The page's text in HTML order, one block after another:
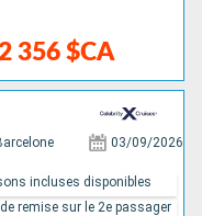
356 $CA
03/09/2026
incluses disponibles
remise sur le 2e passager